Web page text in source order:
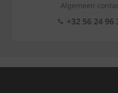
Algemeen
+32 56 24 96